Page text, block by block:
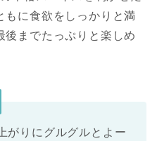
もに食欲をしっかりと満
後までたっぷりと楽しめ
がりにグルグルとよー